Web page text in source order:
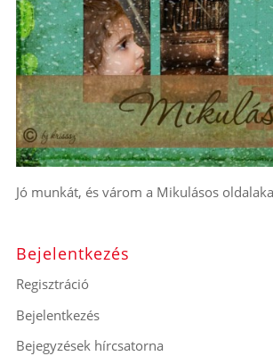
Jó munkát, és várom a Mikulásos
Bejelentkezés
Regisztráció
Bejelentkezés
Bejegyzések hírcsatorna